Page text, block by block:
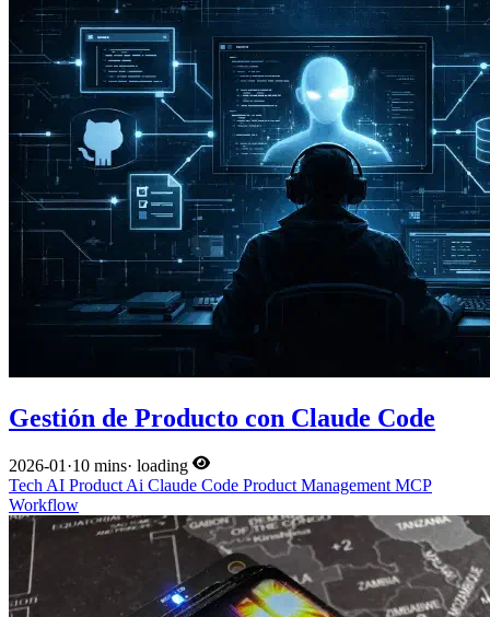
Gestión de Producto con Claude Code
2026-01·10 mins· loading
TechAI ProductAi Claude Code Product ManagementMCP
Workflow